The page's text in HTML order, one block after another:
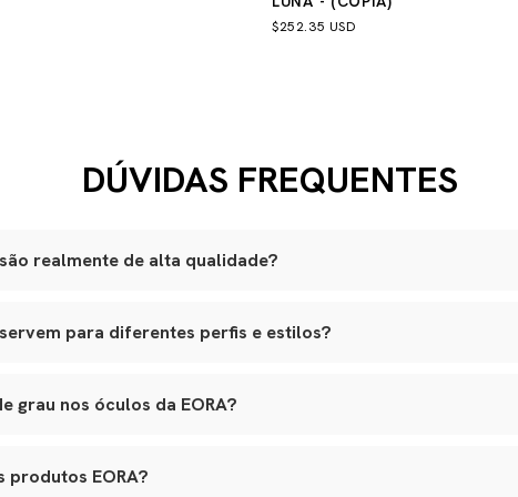
$252.35 USD
DÚVIDAS FREQUENTES
realmente de alta qualidade?
italiano, lentes ZEISS com proteção UVA e UVB, adornos
premium, banho antialérgico e design exclusivo.
para diferentes perfis e estilos?
Tudo é pensado para integrar funcionalidade real, elegância e
grau nos óculos da EORA?
para aplicação das lentes sem alterar o design original.
produtos EORA?